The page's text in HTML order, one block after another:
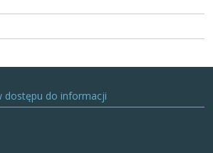
dostępu do informacji